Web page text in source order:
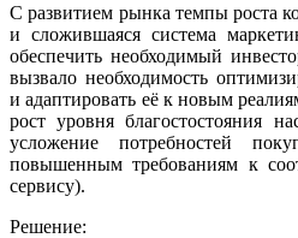
С развитием рынка темпы роста
и сложившаяся система
обеспечить необходимый
вызвало необходимость
и адаптировать её к новым
рост уровня благостостояния
усложение потребностей
повышенным требованиям к
сервису).
Решение: